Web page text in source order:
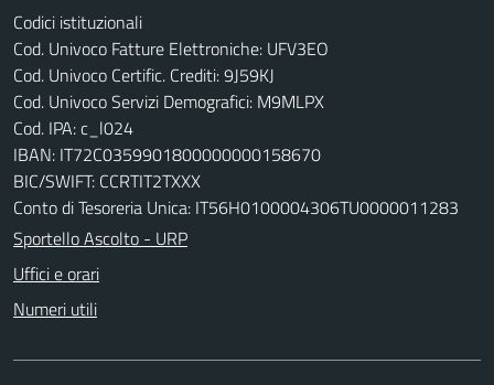
Codici istituzionali
Cod. Univoco Fatture Elettroniche: UFV3EO
Cod. Univoco Certific. Crediti: 9J59KJ
Cod. Univoco Servizi Demografici: M9MLPX
Cod. IPA: c_l024
IBAN: IT72C0359901800000000158670
BIC/SWIFT: CCRTIT2TXXX
Conto di Tesoreria Unica: IT56H0100004306TU0000011283
Sportello Ascolto - URP
Uffici e orari
Numeri utili